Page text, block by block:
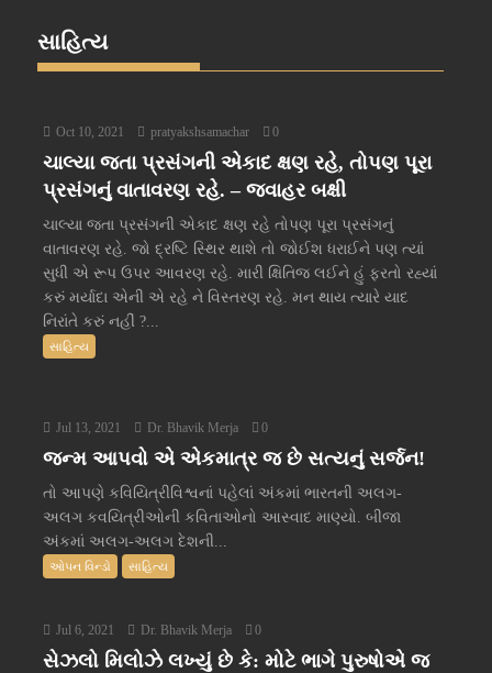
સાહિત્ય
Oct 10, 2021 pratyakshsamachar 0
ચાલ્યા જતા પ્રસંગની એકાદ ક્ષણ રહે, તોપણ પૂરા
પ્રસંગનું વાતાવરણ રહે. – જવાહર બક્ષી
ચાલ્યા જતા પ્રસંગની એકાદ ક્ષણ રહે તોપણ પૂરા પ્રસંગનું
વાતાવરણ રહે. જો દ્રષ્ટિ સ્થિર થાશે તો જોઈશ ધરાઈને પણ ત્યાં
સુધી એ રૂપ ઉપર આવરણ રહે. મારી ક્ષિતિજ લઈને હું ફરતો રહ્યાં
કરું મર્યાદા એની એ રહે ને વિસ્તરણ રહે. મન થાય ત્યારે યાદ
નિરાંતે કરું નહીં ?...
સાહિત્ય
Jul 13, 2021 Dr. Bhavik Merja 0
જન્મ આપવો એ એકમાત્ર જ છે સત્યનું સર્જન!
તો આપણે કવિયિત્રીવિશ્વનાં પહેલાં અંકમાં ભારતની અલગ-
અલગ કવયિત્રીઓની કવિતાઓનો આસ્વાદ માણ્યો. બીજા
અંકમાં અલગ-અલગ દેશની...
ઓપન વિન્ડો સાહિત્ય
Jul 6, 2021 Dr. Bhavik Merja 0
સેઝલો મિલોઝે લખ્યું છે કે: મોટે ભાગે પુરુષોએ જ